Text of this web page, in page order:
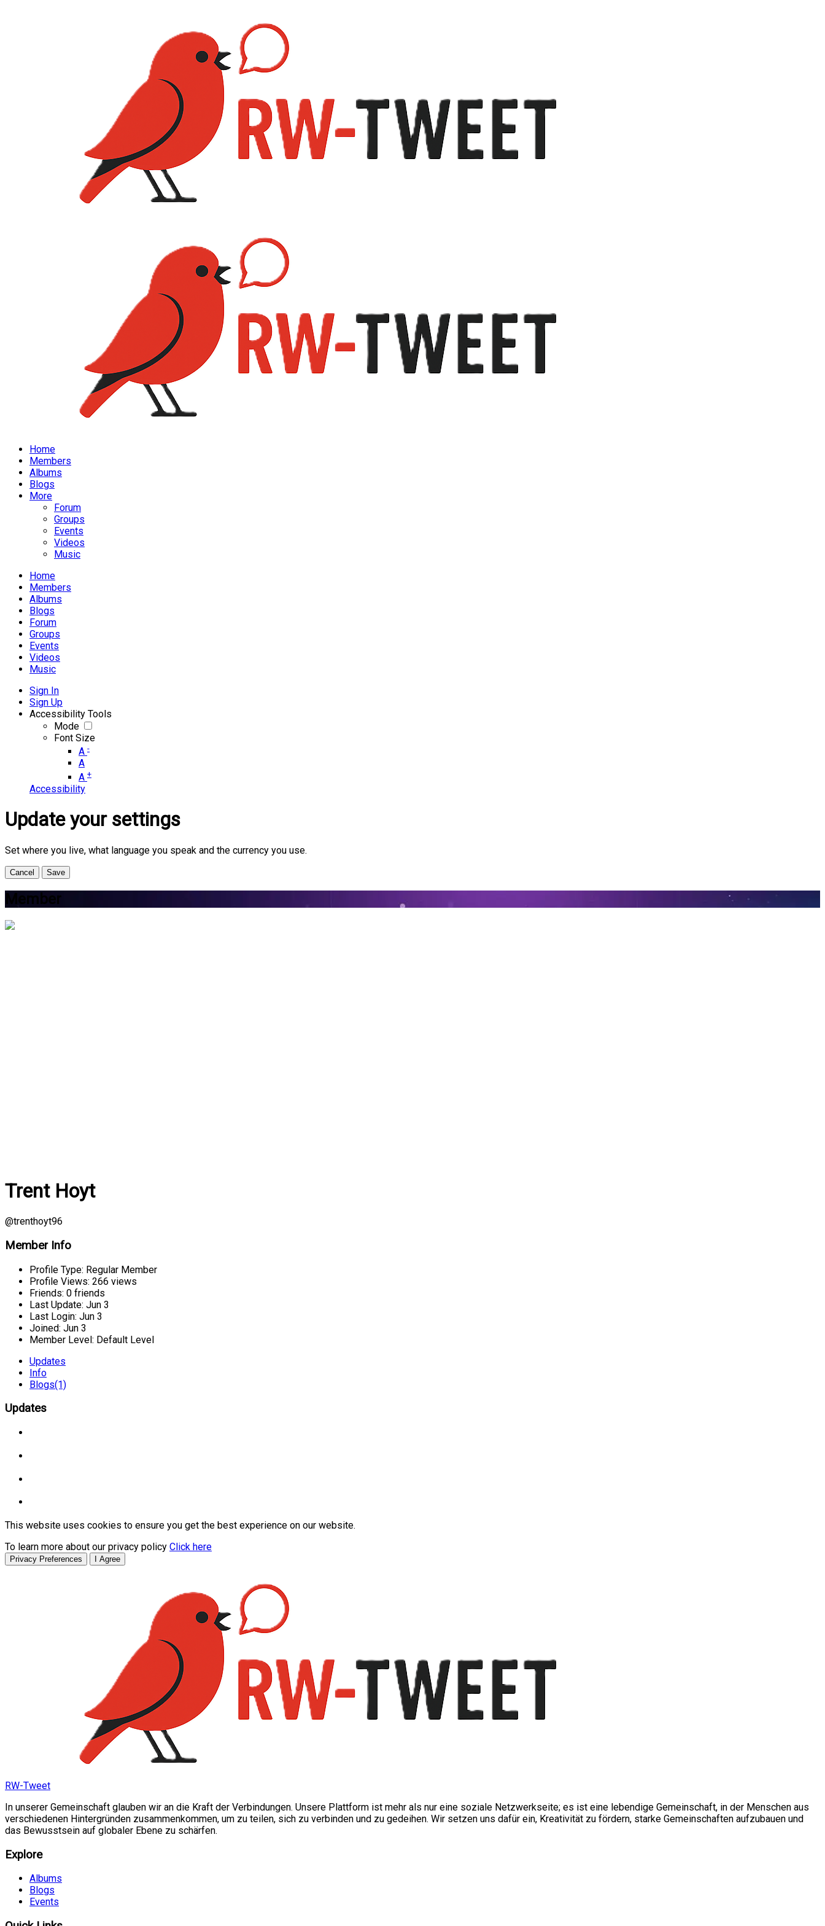
Home
Members
Albums
Blogs
More
Forum
Groups
Events
Videos
Music
Home
Members
Albums
Blogs
Forum
Groups
Events
Videos
Music
Sign In
Sign Up
Accessibility Tools
Mode
Font Size
A -
A
A +
Accessibility
Update your settings
Set where you live, what language you speak and the currency you use.
Cancel Save
Member
Trent Hoyt
@trenthoyt96
Member Info
Profile Type: Regular Member
Profile Views: 266 views
Friends: 0 friends
Last Update: Jun 3
Last Login: Jun 3
Joined: Jun 3
Member Level: Default Level
Updates
Info
Blogs(1)
Updates
This website uses cookies to ensure you get the best experience on our website.
To learn more about our privacy policy Click here
Privacy Preferences I Agree
RW-Tweet
In unserer Gemeinschaft glauben wir an die Kraft der Verbindungen. Unsere Plattform ist mehr als nur eine soziale Netzwerkseite; es ist eine lebendige Gemeinschaft, in der Menschen aus
verschiedenen Hintergründen zusammenkommen, um zu teilen, sich zu verbinden und zu gedeihen. Wir setzen uns dafür ein, Kreativität zu fördern, starke Gemeinschaften aufzubauen und
das Bewusstsein auf globaler Ebene zu schärfen.
Explore
Albums
Blogs
Events